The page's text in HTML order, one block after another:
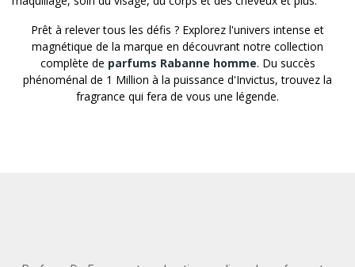
Prêt à relever tous les défis ? Explorez l'univers intense et
magnétique de la marque en découvrant notre collection
complète de parfums Rabanne homme. Du succès
phénoménal de 1 Million à la puissance d'Invictus, trouvez la
fragrance qui fera de vous une légende.